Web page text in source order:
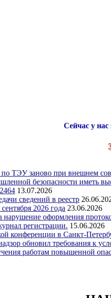
Сейчас у нас
ТЭУ заново при внешнем
безопасности иметь
13.07.2026
сведений в реестр
2026 года 23.06.2026
нарушение оформления
регистрации. 15.06.2026
конференции в Санкт-
обновил требования к
работам повышенной